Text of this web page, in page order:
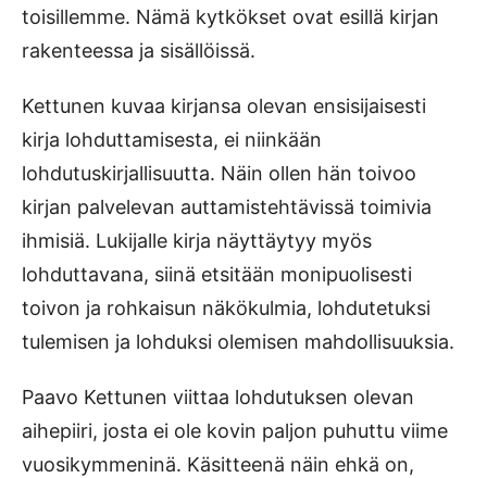
toisillemme. Nämä kytkökset ovat esillä kirjan
rakenteessa ja sisällöissä.
Kettunen kuvaa kirjansa olevan ensisijaisesti
kirja lohduttamisesta, ei niinkään
lohdutuskirjallisuutta. Näin ollen hän toivoo
kirjan palvelevan auttamistehtävissä toimivia
ihmisiä. Lukijalle kirja näyttäytyy myös
lohduttavana, siinä etsitään monipuolisesti
toivon ja rohkaisun näkökulmia, lohdutetuksi
tulemisen ja lohduksi olemisen mahdollisuuksia.
Paavo Kettunen viittaa lohdutuksen olevan
aihepiiri, josta ei ole kovin paljon puhuttu viime
vuosikymmeninä. Käsitteenä näin ehkä on,